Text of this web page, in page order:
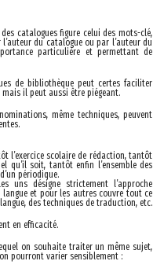
catalogues figure celui des mots-clé,
du catalogue ou par l’auteur du
particulière et permettant de
de bibliothèque peut certes faciliter
mais il peut aussi être piégeant.
même techniques, peuvent
l’exercice scolaire de rédaction, tantôt
qu’il soit, tantôt enfin l’ensemble des
périodique.
uns désigne strictement l’approche
langue et pour les autres couvre tout ce
des techniques de traduction, etc.
en efficacité.
on souhaite traiter un même sujet,
pourront varier sensiblement :